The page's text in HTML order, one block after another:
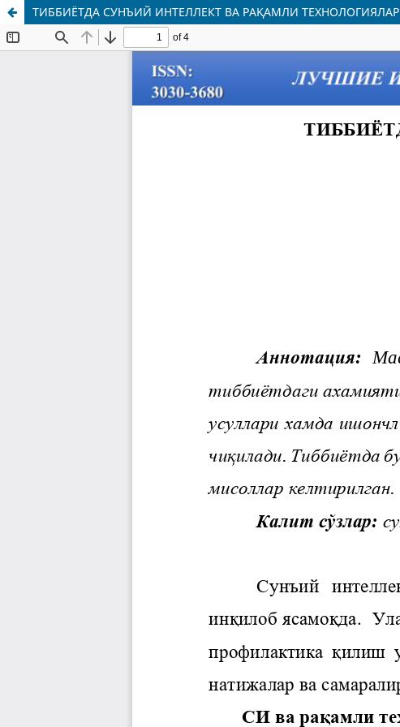
ТИББИЁТДА СУНЪИЙ ИНТЕЛЛЕКТ ВА РАҚАМЛИ ТЕХНОЛОГИЯЛАР